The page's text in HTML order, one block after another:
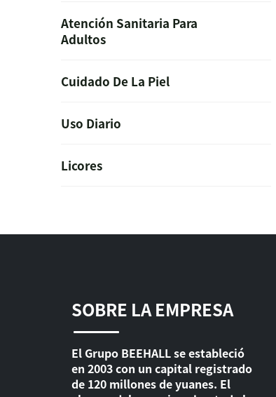
Atención Sanitaria Para
Adultos
Cuidado De La Piel
Uso Diario
Licores
SOBRE LA EMPRESA
El Grupo BEEHALL se estableció
en 2003 con un capital registrado
de 120 millones de yuanes. El